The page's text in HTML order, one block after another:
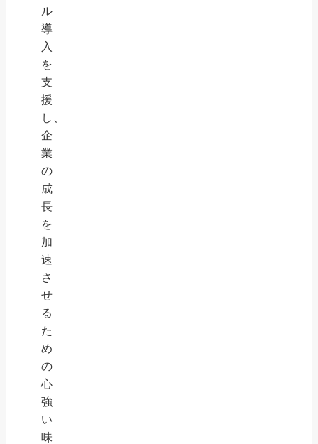
ル
導
入
を
支
援
し、
企
業
の
成
長
を
加
速
さ
せ
る
た
め
の
心
強
い
味